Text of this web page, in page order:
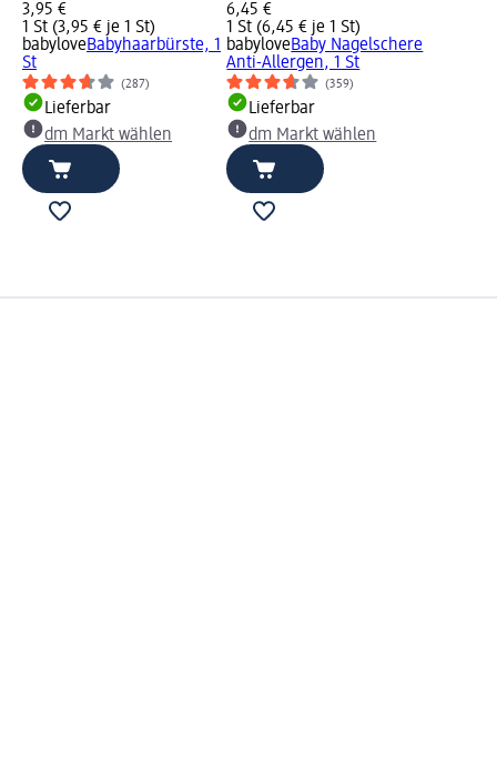
3,95 €
1 St (3,95 € je 1 St)
babyloveBabyhaarbürste, 1
St
(287)
Lieferbar
dm Markt wählen
6,45 €
1 St (6,45 € je 1 St)
babyloveBaby Nagelschere
Anti-Allergen, 1 St
(359)
Lieferbar
dm Markt wählen